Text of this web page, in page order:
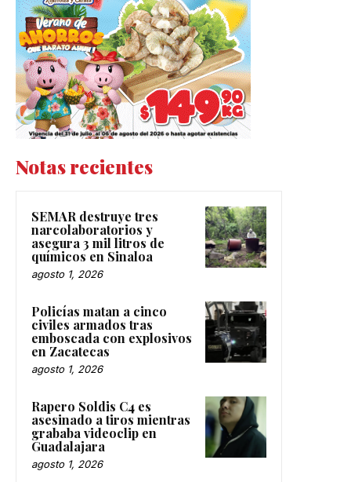
Notas recientes
SEMAR destruye tres
narcolaboratorios y
asegura 3 mil litros de
químicos en Sinaloa
agosto 1, 2026
Policías matan a cinco
civiles armados tras
emboscada con explosivos
en Zacatecas
agosto 1, 2026
Rapero Soldis C4 es
asesinado a tiros mientras
grababa videoclip en
Guadalajara
agosto 1, 2026